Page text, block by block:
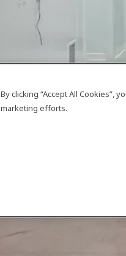
By clicking “Accept All Cookies”,
marketing efforts.